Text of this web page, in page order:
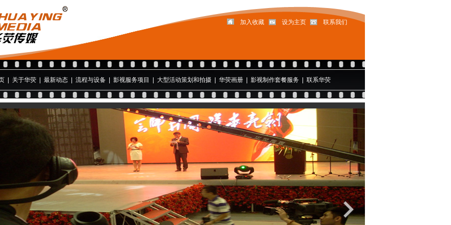
加入收藏 设为主页 联系我们
| 关于华荧| 最新动态| 流程与设备| 影视服务项目 大型活动策划和拍摄| 华荧画册| 影视制作套餐服务| 联系华荧